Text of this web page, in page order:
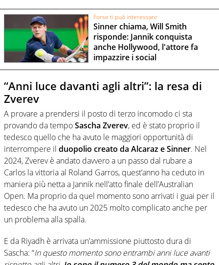
Forse ti può interessare
Sinner chiama, Will Smith
risponde: Jannik conquista
anche Hollywood, l'attore fa
impazzire i social
“Anni luce davanti agli altri”: la resa di
Zverev
A provare a prendersi il posto di terzo incomodo ci sta
provando da tempoSascha Zverev, ed è stato proprio il
tedesco quello che ha avuto le maggiori opportunità di
interrompere il duopolio creato da Alcaraz e Sinner. Nel
2024, Zverev è andato davvero a un passo dal rubare a
Carlos la vittoria al Roland Garros, quest’anno ha ceduto in
maniera più netta a Jannik nell’atto finale dell’Australian
Open. Ma proprio da quel momento sono arrivati i guai per il
tedesco che ha avuto un 2025 molto complicato anche per
un problema alla spalla.
E da Riyadh è arrivata un’ammissione piuttosto dura di
Sascha: “In questo momento sono entrambi anni luce avanti